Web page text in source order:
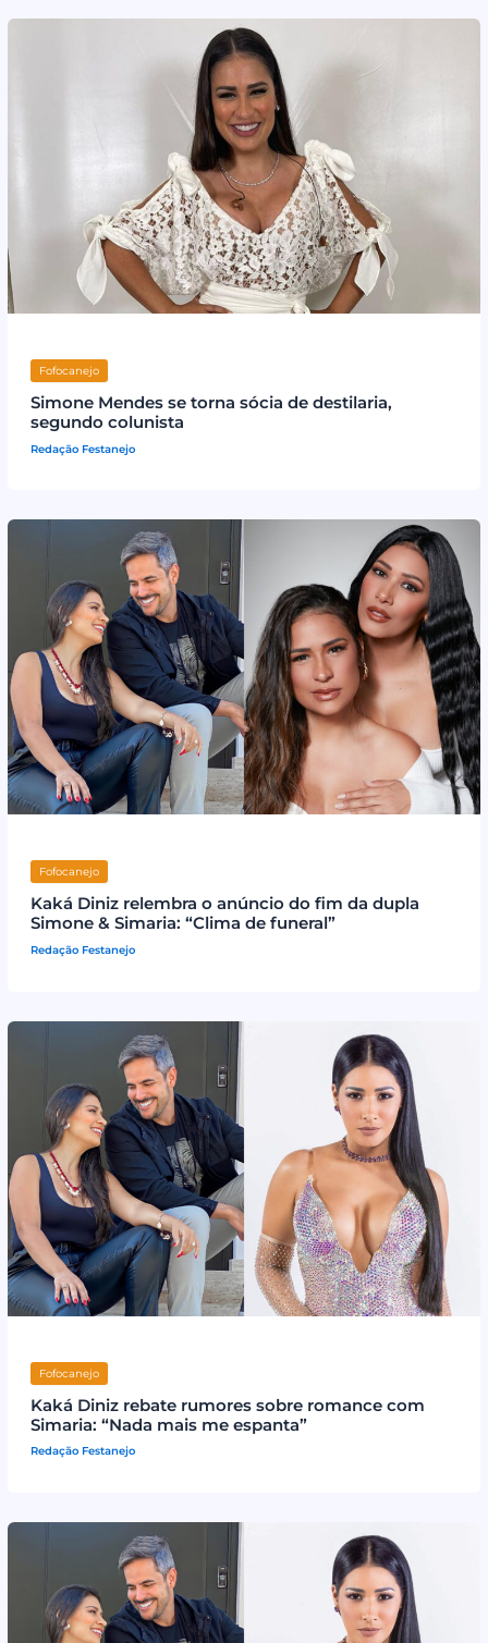
Fofocanejo
Simone Mendes se torna sócia de destilaria,
segundo colunista
Redação Festanejo
Fofocanejo
Kaká Diniz relembra o anúncio do fim da dupla
Simone & Simaria: “Clima de funeral”
Redação Festanejo
Fofocanejo
Kaká Diniz rebate rumores sobre romance com
Simaria: “Nada mais me espanta”
Redação Festanejo